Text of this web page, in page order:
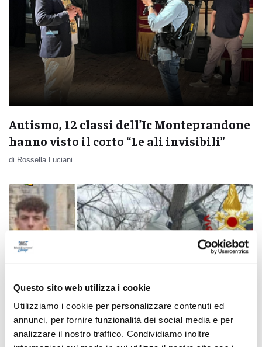
Questo sito web utilizza i cookie
Utilizziamo i cookie per personalizzare contenuti ed
annunci, per fornire funzionalità dei social media e per
analizzare il nostro traffico. Condividiamo inoltre
Autismo, 12 classi dell’Ic Monteprandone
hanno visto il corto “Le ali invisibili”
di Rossella Luciani